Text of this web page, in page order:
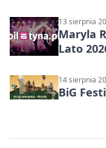
13 sierpnia
Maryla
Lato
14 sierpnia
BiG